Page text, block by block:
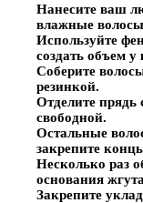
Нанесите ваш
влажные
Используйте
создать объем у
Соберите
резинкой.
Отделите прядь
свободной.
Остальные
закрепите
Несколько раз
основания
Закрепите